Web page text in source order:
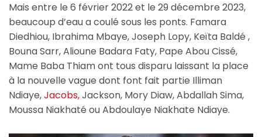
Mais entre le 6 février 2022 et le 29 décembre 2023,
beaucoup d’eau a coulé sous les ponts. Famara
Diedhiou, Ibrahima Mbaye, Joseph Lopy, Keïta Baldé ,
Bouna Sarr, Alioune Badara Faty, Pape Abou Cissé,
Mame Baba Thiam ont tous disparu laissant la place
à la nouvelle vague dont font fait partie Illiman
Ndiaye,Jacobs,Jackson, Mory Diaw, Abdallah Sima,
Moussa Niakhaté ou Abdoulaye Niakhate Ndiaye.